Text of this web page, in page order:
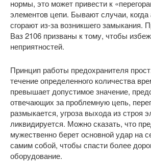
нормы, это может привести к
элементов цепи. Бывают случаи,
сгорают из-за возникшего замыкания.
Ваз 2106 призваны к тому, чтобы
неприятностей.
Принцип работы предохранителя
течение определенного количества
превышает допустимое значение,
отвечающих за проблемную цепь,
размыкается, угроза выхода из строя
ликвидируется. Можно сказать, что
мужественно берет основной удар на
самим собой, чтобы спасти более
оборудование.